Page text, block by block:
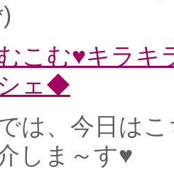
こむ♥キラキ
ェ◆
は、今日は
しま～す♥